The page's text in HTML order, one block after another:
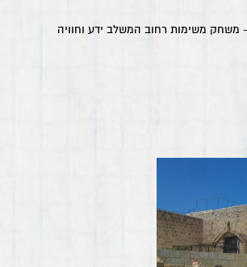
משחק משימות רחוב המשלב ידע וחוויה